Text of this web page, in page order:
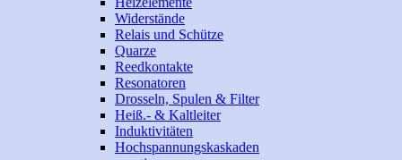
Widerstände
Relais und Schütze
Quarze
Reedkontakte
Resonatoren
Drosseln, Spulen & Filter
Heiß.- & Kaltleiter
Induktivitäten
Hochspannungskaskaden